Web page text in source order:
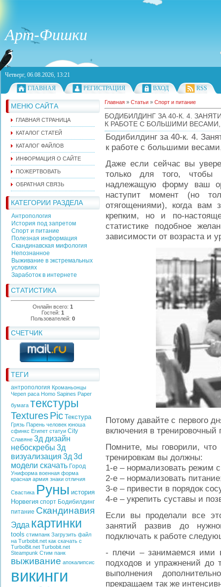
Арт-Фишки
Четверг, 06.08.2026, 13:21
ГЛАВНАЯ
РЕГИСТРАЦИЯ ВХОД RSS
МЕНЮ САЙТА
ГЛАВНАЯ СТРАНИЦА
КАТАЛОГ СТАТЕЙ
КАТАЛОГ ФАЙЛОВ
ИНФОРМАЦИЯ О САЙТЕ
ПОЖЕРТВОВАТЬ
ОБРАТНАЯ СВЯЗЬ
КАТЕГОРИИ РАЗДЕЛА
Антропология
История под запретом
Спорт и питание
Полезная информация
Скандинавская мифология
Непознанное
Выживание в экстремальных
условиях
Заработок в интернете
СТАТИСТИКА
Онлайн всего: 1
Гостей: 1
Пользователей: 0
СЧЕТЧИК
ТЕГИ
антропология Кроманьонцы
Череп раса Homo Sapines Paper
бумага текстуры
TexturesPic Текстура
Грязь Парень человек юноша
сфинкс Египет статуи City
Славяне 3д дизайн
небоскребы 3д
визуализация 3д 3d
модели скачать Город
Униформа военная форма
красная армия знаки отличия
Свастика Руны история
Норвегия спорт Бодибилдинг
питание Скандинавия
Эдда картинки
tools стимпанк Загрузить файл
на Turbobit.net как скачать с
TurboBit.net Turbobit.net
Steampunk Стим панк
выживание апокалипсис
викинги
Главная » Статьи » Спорт и питание
БОДИБИЛДИНГ ЗА 40-К. 4.
К РАБОТЕ С БОЛЬШИМИ ВЕСАМИ,
Бодибилдинг за 40-к. 4.
к работе с большими
Даже если сейчас вы
только для того, чтобы
надлежащую форму ваш
наступит момент (но
отягощениями), когда вам
крепким, но и по-
статистике подобное
зависимости от возраста и
Потому давайте с первого
включения в
Помните, мы говорили, что
тренировкам вы должны:
1-е – нормализовать режим
2-е – нормализовать
3-е – привести в порядок
4-е – укрепить суставы и
Если вы проделали все
занятий развив до
подключать к работе
- плечи – занимаемся ими
подходов и упражнений до
выполнения
прекращаем так же